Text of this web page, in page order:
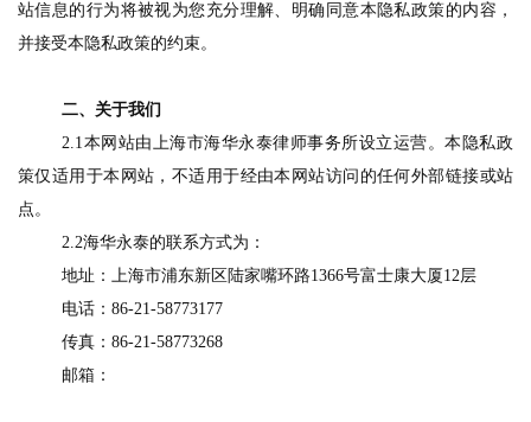
站信息的行为将被视为您充分理解、明确同意本隐私政策的内容，
并接受本隐私政策的约束。
二、关于我们
2.1本网站由上海市海华永泰律师事务所设立运营。本隐私政
策仅适用于本网站，不适用于经由本网站访问的任何外部链接或站
点。
2.2海华永泰的联系方式为：
地址：上海市浦东新区陆家嘴环路1366号富士康大厦12层
电话： 86-21-58773177
传真： 86-21-58773268
邮箱 ：